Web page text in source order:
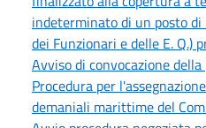
indeterminato di un posto di
dei Funzionari e delle E. Q.)
Avviso di convocazione
Procedura per
demaniali marittime del